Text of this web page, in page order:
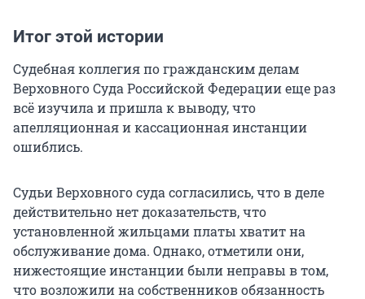
Итог этой истории
Судебная коллегия по гражданским делам
Верховного Суда Российской Федерации еще раз
всё изучила и пришла к выводу, что
апелляционная и кассационная инстанции
ошиблись.
Судьи Верховного суда согласились, что в деле
действительно нет доказательств, что
установленной жильцами платы хватит на
обслуживание дома. Однако, отметили они,
нижестоящие инстанции были неправы в том,
что возложили на собственников обязанность